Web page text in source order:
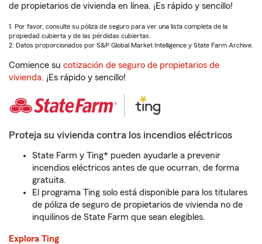
de propietarios de vivienda en línea. ¡Es rápido y sencillo!
1. Por favor, consulte su póliza de seguro para ver una lista completa de la
propiedad cubierta y de las pérdidas cubiertas.
2. Datos proporcionados por S&P Global Market Intelligence y State Farm Archive.
Comience su cotización de seguro de propietarios de
vivienda. ¡Es rápido y sencillo!
Proteja su vivienda contra los incendios eléctricos
State Farm y Ting* pueden ayudarle a prevenir
incendios eléctricos antes de que ocurran, de forma
gratuita.
El programa Ting solo está disponible para los titulares
de póliza de seguro de propietarios de vivienda no de
inquilinos de State Farm que sean elegibles.
Explora Ting